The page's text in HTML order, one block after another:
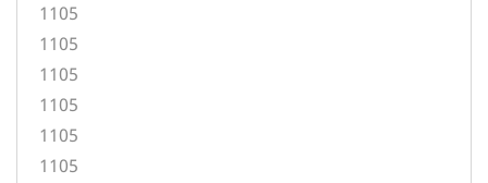
1105
1105
1105
1105
1105
1105